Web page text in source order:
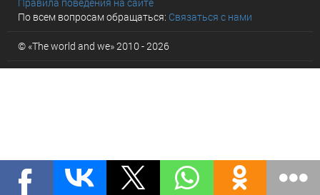
По всем вопросам обращаться: Связаться с нами
© «The world and we» 2010 - 2026